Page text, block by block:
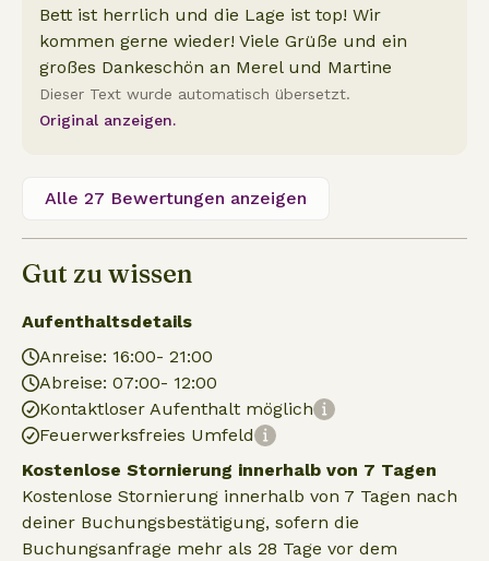
Bett ist herrlich und die Lage ist top! Wir
kommen gerne wieder! Viele Grüße und ein
großes Dankeschön an Merel und Martine
Dieser Text wurde automatisch übersetzt.
Original anzeigen.
Alle 27 Bewertungen anzeigen
Gut zu wissen
Aufenthaltsdetails
Anreise: 16:00- 21:00
Abreise: 07:00- 12:00
Kontaktloser Aufenthalt möglich
Feuerwerksfreies Umfeld
Kostenlose Stornierung innerhalb von 7 Tagen
Kostenlose Stornierung innerhalb von 7 Tagen nach
deiner Buchungsbestätigung, sofern die
Buchungsanfrage mehr als 28 Tage vor dem